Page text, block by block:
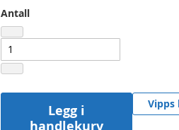
Antall
Legg i
handlekurv
Vipps